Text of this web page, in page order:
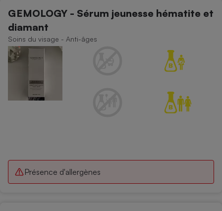
GEMOLOGY - Sérum jeunesse hématite et
diamant
Soins du visage - Anti-âges
Présence d'allergènes